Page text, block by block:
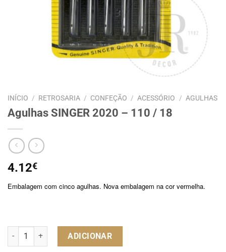
INÍCIO / RETROSARIA / CONFEÇÃO / ACESSÓRIO / AGULHAS
Agulhas SINGER 2020 – 110 / 18
4.12€
Embalagem com cinco agulhas. Nova embalagem na cor vermelha.
Quantidade de Agulhas SINGER 2020 - 110 / 18
ADICIONAR